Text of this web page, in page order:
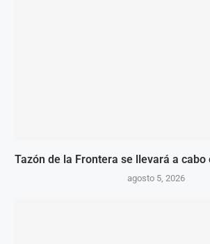
Tazón de la Frontera se llevará a cabo
agosto 5, 2026